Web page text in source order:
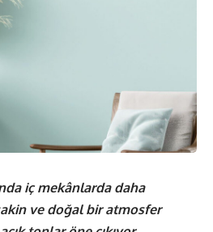
iç mekânlarda daha
ve doğal bir atmosfer